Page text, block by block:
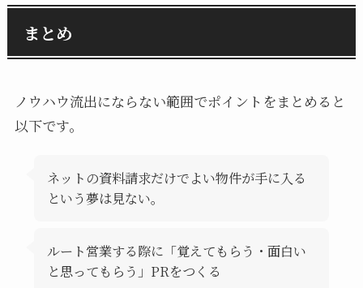
まとめ
ノウハウ流出にならない範囲でポイントをまとめると
以下です。
ネットの資料請求だけでよい物件が手に入る
という夢は見ない。
ルート営業する際に「覚えてもらう・面白い
と思ってもらう」PRをつくる